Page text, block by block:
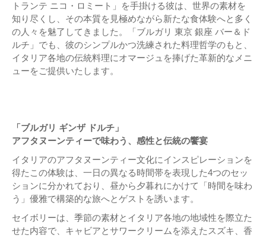
トランテ ニコ・ロミート」を手掛ける彼は、世界の素材を
知り尽くし、その本質を見極めながら新たな食体験へと多く
の人々を魅了してきました。「ブルガリ 東京 銀座 バー＆ド
ルチ」でも、彼のシンプルかつ洗練された料理哲学のもと、
イタリア各地の伝統料理にオマージュを捧げた革新的なメニ
ューをご提供いたします。
「ブルガリ ギンザ ドルチ」
アフタヌーンティーで味わう、感性と伝統の饗宴
イタリアのアフタヌーンティー文化にインスピレーションを
得たこの体験は、一日の異なる時間帯を表現した4つのセッ
ションに分かれており、昼から夕暮れにかけて「時間を味わ
う」優雅で構築的な旅へとゲストを誘います。
セイボリーは、季節の素材とイタリア各地の地域性を際立た
せた内容で、キャビアとサワークリームを添えたスズキ、香